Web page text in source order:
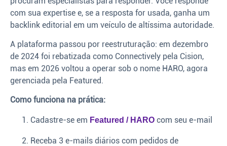
com sua expertise e, se a resposta for usada, ganha um
backlink editorial em um veículo de altíssima autoridade.
A plataforma passou por reestruturação: em dezembro
de 2024 foi rebatizada como Connectively pela Cision,
mas em 2026 voltou a operar sob o nome HARO, agora
gerenciada pela Featured.
Como funciona na prática:
Cadastre-se em Featured / HARO com seu e-mail
Receba 3 e-mails diários com pedidos de